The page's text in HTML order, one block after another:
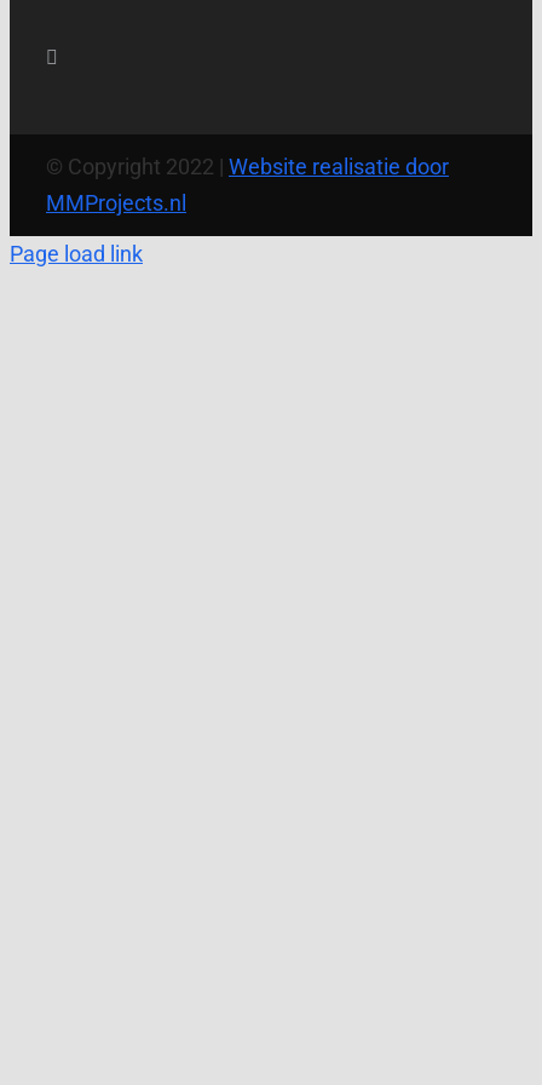
© Copyright 2022 | Website realisatie door
MMProjects.nl
Page load link